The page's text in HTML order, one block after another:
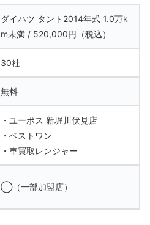
ダイハツ タント2014年式 1.0万k
m未満 / 520,000円（税込）
30社
無料
・ユーポス 新堀川伏見店
・ベストワン
・車買取レンジャー
◯（一部加盟店）